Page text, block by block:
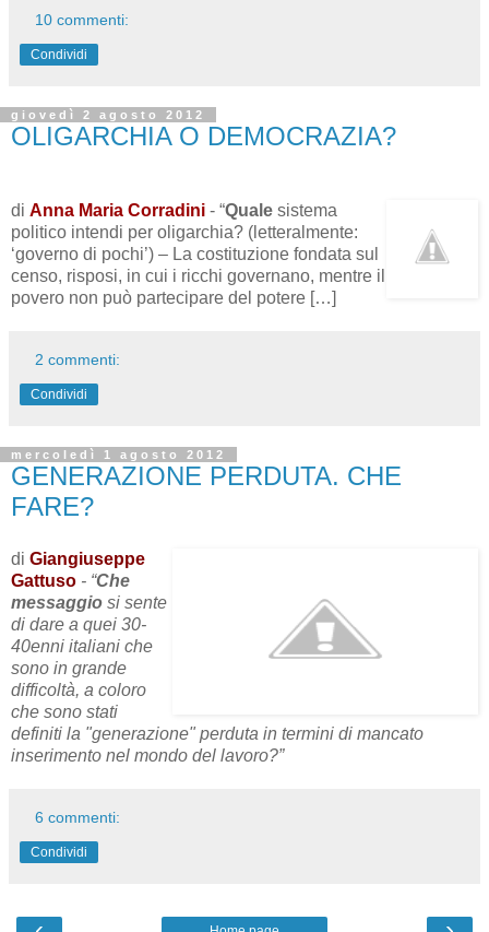
10 commenti:
Condividi
giovedì 2 agosto 2012
OLIGARCHIA O DEMOCRAZIA?
di Anna Maria Corradini - “Quale sistema
politico intendi per oligarchia? (letteralmente:
‘governo di pochi’) – La costituzione fondata sul
censo, risposi, in cui i ricchi governano, mentre il
povero non può partecipare del potere […]
2 commenti:
Condividi
mercoledì 1 agosto 2012
GENERAZIONE PERDUTA. CHE
FARE?
di Giangiuseppe
Gattuso - “Che
messaggio si sente
di dare a quei 30-
40enni italiani che
sono in grande
difficoltà, a coloro
che sono stati
definiti la "generazione" perduta in termini di mancato
inserimento nel mondo del lavoro?”
6 commenti:
Condividi